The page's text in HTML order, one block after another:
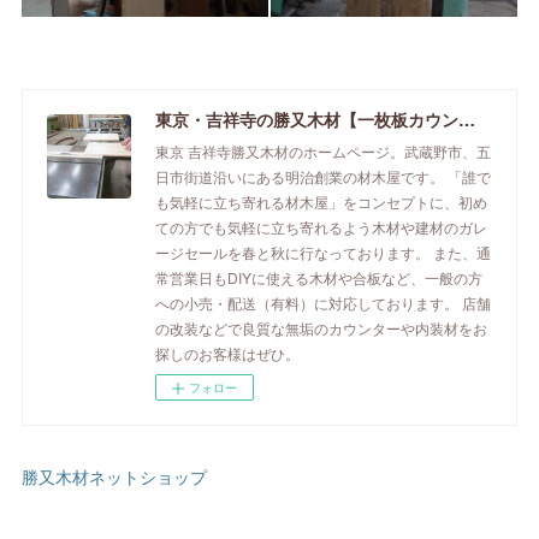
東京・吉祥寺の勝又木材【一枚板カウンター】
東京 吉祥寺勝又木材のホームページ。武蔵野市、五
日市街道沿いにある明治創業の材木屋です。 「誰で
も気軽に立ち寄れる材木屋」をコンセプトに、初め
ての方でも気軽に立ち寄れるよう木材や建材のガレ
ージセールを春と秋に行なっております。 また、通
常営業日もDIYに使える木材や合板など、一般の方
への小売・配送（有料）に対応しております。 店舗
の改装などで良質な無垢のカウンターや内装材をお
探しのお客様はぜひ。
フォロー
勝又木材ネットショップ